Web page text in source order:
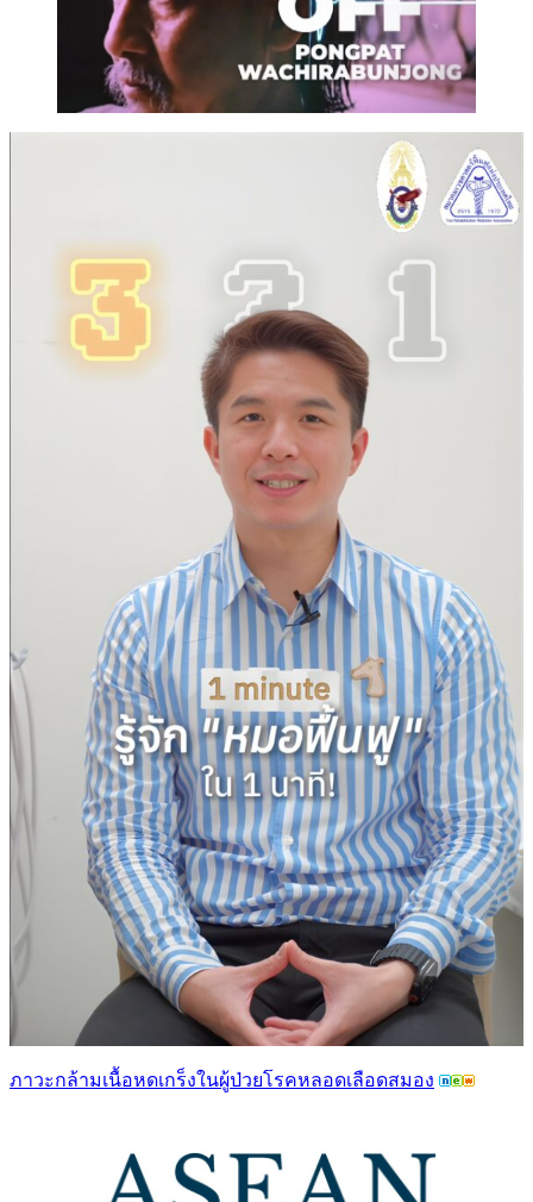
ภาวะกล้ามเนื้อหดเกร็งในผู้ป่วยโรคหลอดเลือดสมอง